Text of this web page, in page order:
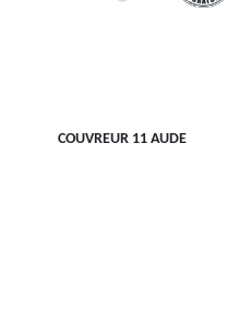
COUVREUR 11 AUDE